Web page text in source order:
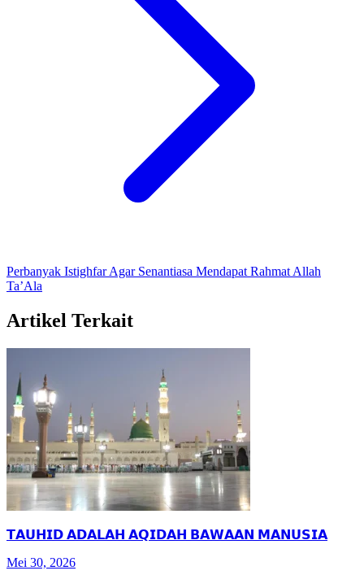
Perbanyak Istighfar Agar Senantiasa Mendapat Rahmat Allah
Ta’Ala
Artikel Terkait
𝗧𝗔𝗨𝗛𝗜𝗗 𝗔𝗗𝗔𝗟𝗔𝗛 𝗔𝗤𝗜𝗗𝗔𝗛 𝗕𝗔𝗪𝗔𝗔𝗡 𝗠𝗔𝗡𝗨𝗦𝗜𝗔
Mei 30, 2026